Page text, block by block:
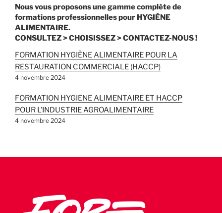
Nous vous proposons une gamme complète de
formations professionnelles pour HYGIÈNE
ALIMENTAIRE.
CONSULTEZ > CHOISISSEZ > CONTACTEZ-NOUS !
FORMATION HYGIÈNE ALIMENTAIRE POUR LA
RESTAURATION COMMERCIALE (HACCP)
4 novembre 2024
FORMATION HYGIENE ALIMENTAIRE ET HACCP
POUR L’INDUSTRIE AGROALIMENTAIRE
4 novembre 2024